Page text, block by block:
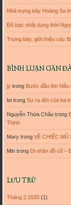
Nhà trưng bày Hoàng Sa
Đồ bạc nhật dụng thời
Trưng bày, giới thiệu các
BÌNH LUẬN GẦN
jytrong Bước đầu tìm hiểu
loitrong Sự ra đời của ba
Nguyễn Thừa Châutrong
Thịnh
Marytrong VỀ CHIẾC MŨ
Mintrong Dị nhân đồ cổ –
LƯU TRỮ
Tháng 2 2020(1)